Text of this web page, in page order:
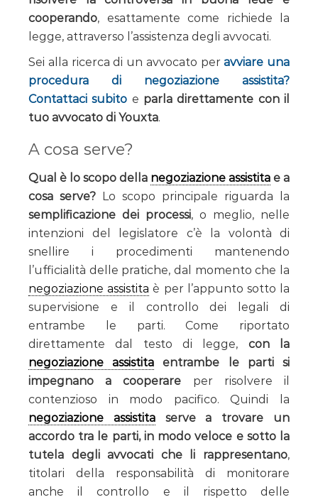
cooperando, esattamente come richiede la
legge, attraverso l’assistenza degli avvocati.
Sei alla ricerca di un avvocato peravviare una
procedura di negoziazione assistita?
Contattaci subito e parla direttamente con il
tuo avvocato di Youxta.
A cosa serve?
Qual è lo scopo della negoziazione assistita e a
cosa serve? Lo scopo principale riguarda la
semplificazione dei processi, o meglio, nelle
intenzioni del legislatore c’è la volontà di
snellire i procedimenti mantenendo
l’ufficialità delle pratiche, dal momento che la
negoziazione assistita è per l’appunto sotto la
supervisione e il controllo dei legali di
entrambe le parti. Come riportato
direttamente dal testo di legge, con la
negoziazione assistita entrambe le parti si
impegnano a cooperare per risolvere il
contenzioso in modo pacifico. Quindi la
negoziazione assistitaserve a trovare un
accordo tra le parti, in modo veloce e sotto la
tutela degli avvocati che li rappresentano,
titolari della responsabilità di monitorare
anche il controllo e il rispetto delle